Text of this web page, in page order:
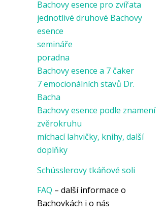
Bachovy esence pro zvířata
jednotlivé druhové Bachovy
esence
semináře
poradna
Bachovy esence a 7 čaker
7 emocionálních stavů Dr.
Bacha
Bachovy esence podle znamení
zvěrokruhu
míchací lahvičky, knihy, další
doplňky
Schüsslerovy tkáňové soli
FAQ – další informace o
Bachovkách i o nás